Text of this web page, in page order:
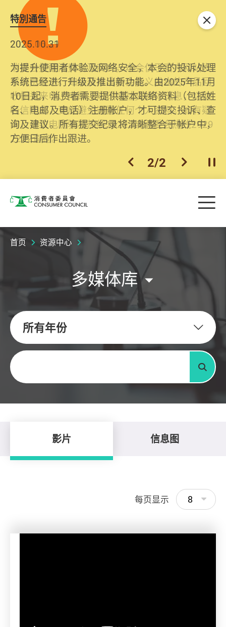
特別通告
2026.06.29
消委会提醒消费者及商户，本会仅于官方网站发
布消费警示。如接获以消委会名义发出的产品回
收相关来电、电邮、短讯或社交媒体讯息，切勿
轻信回应，更应避免透露任何个人资料。如有疑
问，请致电防骗易热线18222或消委会热线2929
2222查询。
2025.10.31
为提升使用者体验及网络安全，本会的投诉处理
系统已经进行升级及推出新功能。由2025年11月
10日起，消费者需要提供基本联络资料（包括姓
名、电邮及电话）注册帐户，才可提交投诉、查
询及建议。所有提交纪录将清晰整合于帐户中，
方便日后作出跟进。
上一个
2/2 下一个开
关闭
消费者委员会 目
首页 资源中心
多媒体库
所有年份
关键字
搜寻
影片 信息图
每页显示 8